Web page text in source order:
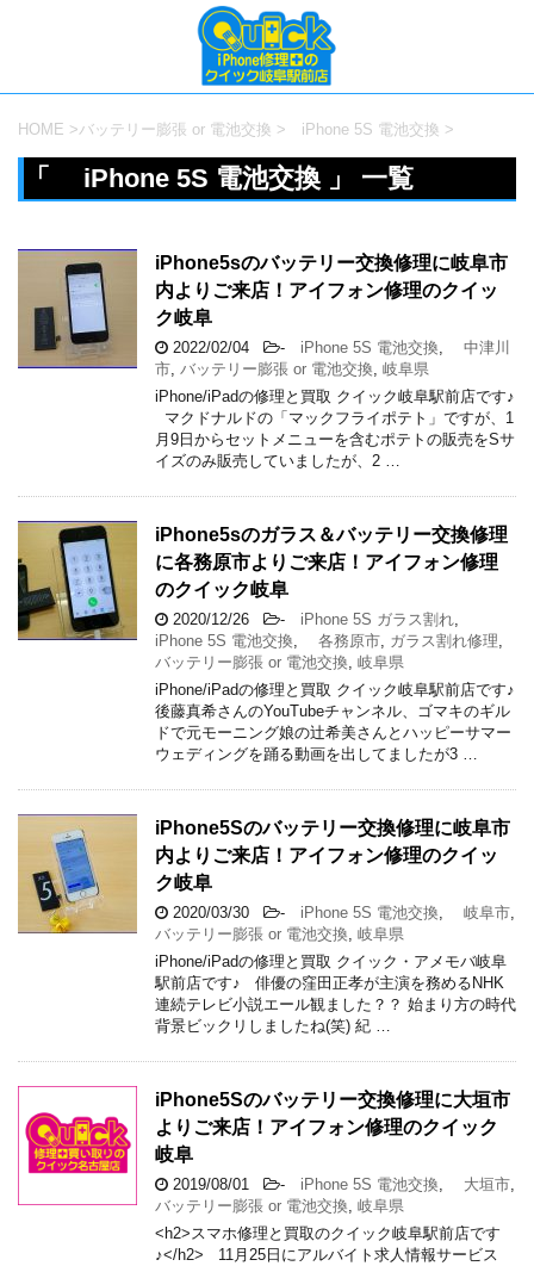
HOME >バッテリー膨張 or 電池交換 > iPhone 5S 電池交換 >
「 iPhone 5S 電池交換 」 一覧
iPhone5sのバッテリー交換修理に岐阜市
内よりご来店！アイフォン修理のクイッ
ク岐阜
2022/02/04 - iPhone 5S 電池交換,
中津川
市, バッテリー膨張 or 電池交換, 岐阜県
iPhone/iPadの修理と買取 クイック岐阜駅前店です♪
マクドナルドの「マックフライポテト」ですが、1
月9日からセットメニューを含むポテトの販売をSサ
イズのみ販売していましたが、2 …
iPhone5sのガラス＆バッテリー交換修理
に各務原市よりご来店！アイフォン修理
のクイック岐阜
2020/12/26 - iPhone 5S ガラス割れ,
iPhone 5S 電池交換, 各務原市, ガラス割れ修理,
バッテリー膨張 or 電池交換, 岐阜県
iPhone/iPadの修理と買取 クイック岐阜駅前店です♪
後藤真希さんのYouTubeチャンネル、ゴマキのギル
ドで元モーニング娘の辻希美さんとハッピーサマー
ウェディングを踊る動画を出してましたが3 …
iPhone5Sのバッテリー交換修理に岐阜市
内よりご来店！アイフォン修理のクイッ
ク岐阜
2020/03/30 - iPhone 5S 電池交換, 岐阜市,
バッテリー膨張 or 電池交換, 岐阜県
iPhone/iPadの修理と買取 クイック・アメモバ岐阜
駅前店です♪ 俳優の窪田正孝が主演を務めるNHK
連続テレビ小説エール観ました？？ 始まり方の時代
背景ビックリしましたね(笑) 紀 …
iPhone5Sのバッテリー交換修理に大垣市
よりご来店！アイフォン修理のクイック
岐阜
2019/08/01 - iPhone 5S 電池交換, 大垣市,
バッテリー膨張 or 電池交換, 岐阜県
<h2>スマホ修理と買取のクイック岐阜駅前店です
♪</h2> 11月25日にアルバイト求人情報サービス